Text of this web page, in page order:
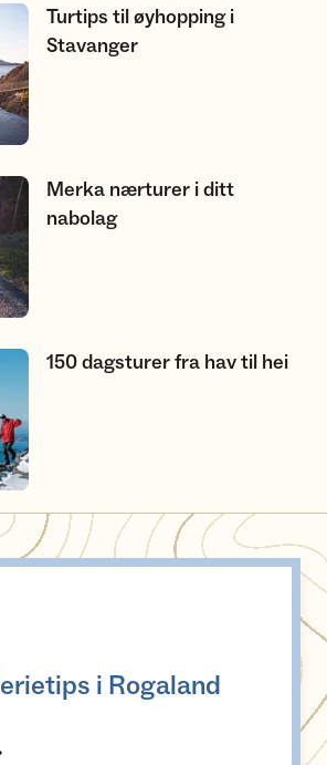
i Stavanger
Turtips til øyhopping i
Stavanger
nabolag
Merka nærturer i ditt
nabolag
til hei150 dagsturer fra hav til hei
i Rogaland